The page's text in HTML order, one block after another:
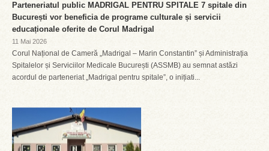
Parteneriatul public MADRIGAL PENTRU SPITALE 7 spitale din
București vor beneficia de programe culturale și servicii
educaționale oferite de Corul Madrigal
11 Mai 2026
Corul Național de Cameră „Madrigal – Marin Constantin” și Administrația
Spitalelor și Serviciilor Medicale București (ASSMB) au semnat astăzi
acordul de parteneriat „Madrigal pentru spitale”, o inițiati...